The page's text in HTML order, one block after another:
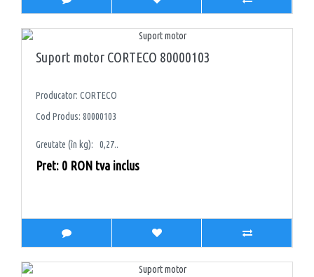
Suport motor CORTECO 80000103
Producator: CORTECO
Cod Produs: 80000103
Greutate (în kg): 0,27..
Pret: 0 RON tva inclus